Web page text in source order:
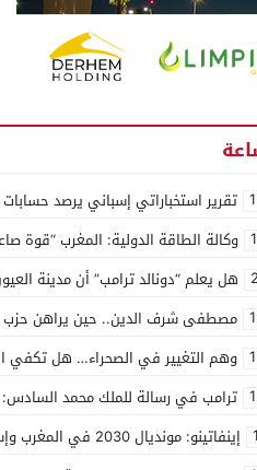
تقرير استخباراتي إسباني يرصد حسابات من الجزائر وأرقاما بـ”213+” ضمن
وكالة الطاقة الدولية: المغرب “قوة
هل يعلم “دونالد ترامب” أن مدينة
مصطفى شرف الدين.. حين يراهن حزب
وهم التغيير في الصحراء… هل تكفي
ترامب في رسالة للملك محمد السادس:
إينفاتينو: مونديال 2030 في المغرب وإسبانيا والبرتغال سيكون “الأجمل في التاريخ”